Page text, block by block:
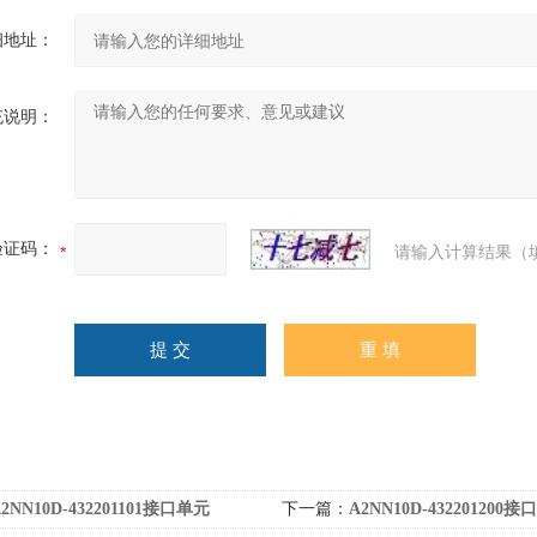
址：
明：
码： 请输入计算结果（
432201101接口单元 下一篇： A2NN10D-432201200接